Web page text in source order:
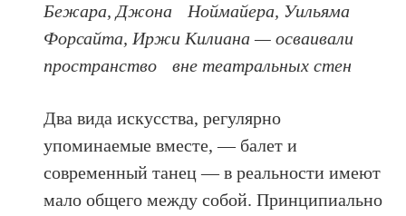
Бежара, Джона Ноймайера, Уильяма
Форсайта, Иржи Килиана — осваивали
пространство вне театральных стен
Два вида искусства, регулярно
упоминаемые вместе, — балет и
современный танец — в реальности имеют
мало общего между собой. Принципиально